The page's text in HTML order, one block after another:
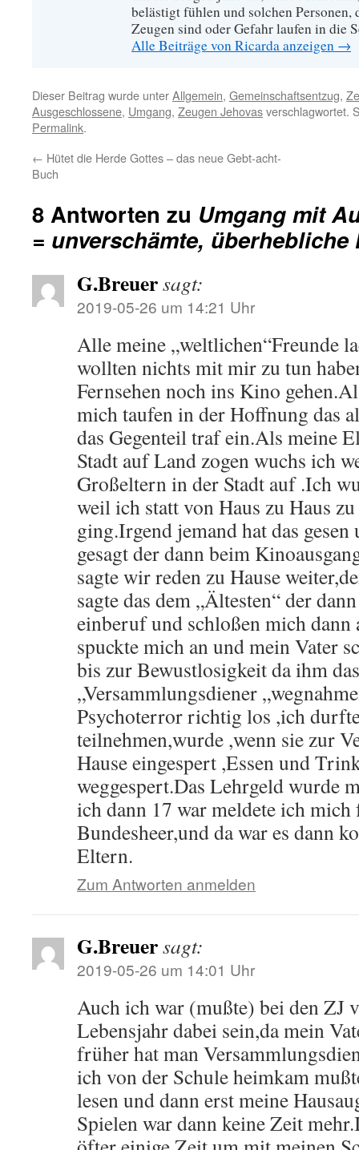
belästigt fühlen und solchen Personen,
Zeugen sind oder Gefahr laufen in die
Alle Beiträge von Ricarda anzeigen →
Dieser Beitrag wurde unterAllgemein, Gemeinschaftsentzug,
Ausgeschlossene, Umgang, Zeugen Jehovasverschlagwortet.
Permalink.
← Hütet die Herde Gottes – das neue Gebt-acht-
Buch
8 Antworten zu Umgang mit
= unverschämte, überhebliche
G.Breuersagt:
2019-05-26 um 14:21 Uhr
Alle meine „weltlichen“Freunde
wollten nichts mit mir zu tun
Fernsehen noch ins Kino
mich taufen in der Hoffnung das
das Gegenteil traf ein.Als meine
Stadt auf Land zogen wuchs ich
Großeltern in der Stadt auf .Ich
weil ich statt von Haus zu Haus
ging.Irgend jemand hat das gesen
gesagt der dann beim
sagte wir reden zu Hause
sagte das dem „Ältesten“ der
einberuf und schloßen mich
spuckte mich an und mein Vater
bis zur Bewustlosigkeit da ihm
„Versammlungsdiener
Psychoterror richtig los ,ich
teilnehmen,wurde ,wenn sie zur
Hause eingespert ,Essen und
weggespert.Das Lehrgeld wurde
ich dann 17 war meldete ich
Bundesheer,und da war es dann
Eltern.
Zum Antworten anmelden
G.Breuersagt:
2019-05-26 um 14:01 Uhr
Auch ich war (mußte) bei den ZJ
Lebensjahr dabei sein,da mein
früher hat man
ich von der Schule heimkam
lesen und dann erst meine
Spielen war dann keine Zeit